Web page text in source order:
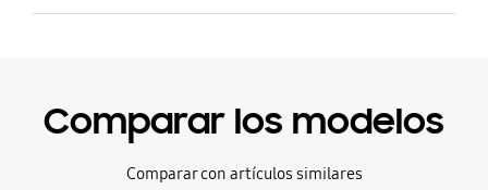
Comparar los modelos
Comparar con artículos similares